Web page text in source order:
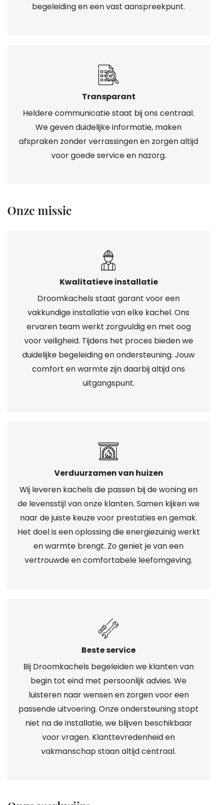
begeleiding en een vast aanspreekpunt.
Transparant
Heldere communicatie staat bij ons centraal.
We geven duidelijke informatie, maken
afspraken zonder verrassingen en zorgen altijd
voor goede service en nazorg.
Onze missie
Kwalitatieve installatie
Droomkachels staat garant voor een
vakkundige installatie van elke kachel. Ons
ervaren team werkt zorgvuldig en met oog
voor veiligheid. Tijdens het proces bieden we
duidelijke begeleiding en ondersteuning. Jouw
comfort en warmte zijn daarbij altijd ons
uitgangspunt.
Verduurzamen van huizen
Wij leveren kachels die passen bij de woning en
de levensstijl van onze klanten. Samen kijken we
naar de juiste keuze voor prestaties en gemak.
Het doel is een oplossing die energiezuinig werkt
en warmte brengt. Zo geniet je van een
vertrouwde en comfortabele leefomgeving.
Beste service
Bij Droomkachels begeleiden we klanten van
begin tot eind met persoonlijk advies. We
luisteren naar wensen en zorgen voor een
passende uitvoering. Onze ondersteuning stopt
niet na de installatie, we blijven beschikbaar
voor vragen. Klanttevredenheid en
vakmanschap staan altijd centraal.